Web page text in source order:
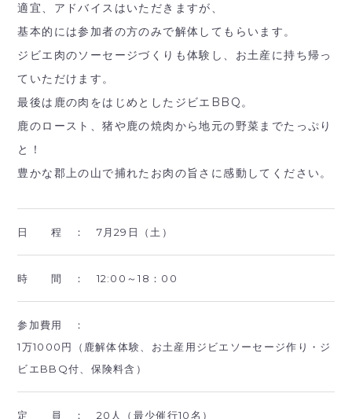
適宜、アドバイスはいただきますが、
基本的には参加者の方のみで解体してもらいます。
ジビエ肉のソーセージづくりも体験し、お土産に持ち帰っ
ていただけます。
最後は鹿の肉をはじめとしたジビエBBQ。
鹿のロースト、猪や鹿の焼肉から地元の野菜までたっぷり
と！
豊かな郡上の山で捕れたお肉の旨さに感動してください。
日 程 ： 7月29日（土）
時 間 ： 12:00～18：00
参加費用 ：
1万1000円（鹿解体体験、お土産用ジビエソーセージ作り・ジ
ビエBBQ付、保険料含）
定 員 ： 20人（最少催行10名）